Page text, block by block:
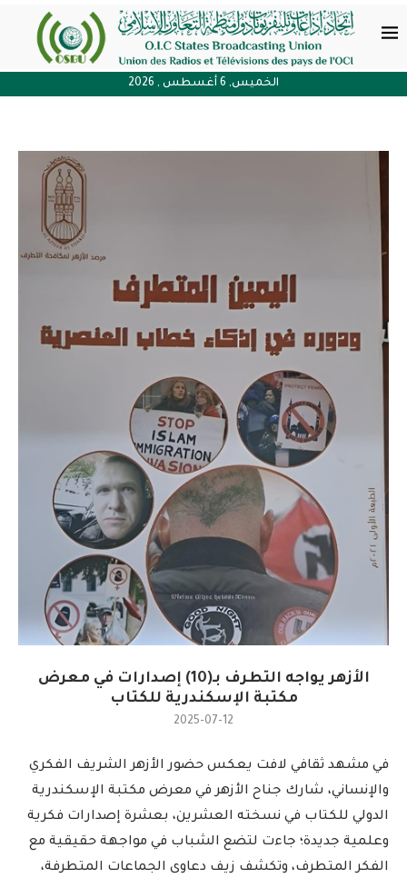
الخميس, 6 أغسطس , 2026
الأزهر يواجه التطرف بـ(10) إصدارات في معرض
مكتبة الإسكندرية للكتاب
2025-07-12
في مشهد ثقافي لافت يعكس حضور الأزهر الشريف الفكري
والإنساني، شارك جناح الأزهر في معرض مكتبة الإسكندرية
الدولي للكتاب في نسخته العشرين، بعشرة إصدارات فكرية
وعلمية جديدة؛ جاءت لتضع الشباب في مواجهة حقيقية مع
الفكر المتطرف، وتكشف زيف دعاوى الجماعات المتطرفة،